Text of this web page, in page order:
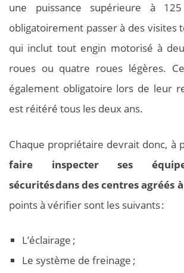
une puissance supérieure à
obligatoirement passer à des visites
qui inclut tout engin motorisé à
roues ou quatre roues légères.
également obligatoire lors de leur
est réitéré tous les deux ans.
Chaque propriétaire devrait donc, à
faire inspecter ses
sécurités dans des centres agréés
points à vérifier sont les suivants :
L’éclairage ;
Le système de freinage ;